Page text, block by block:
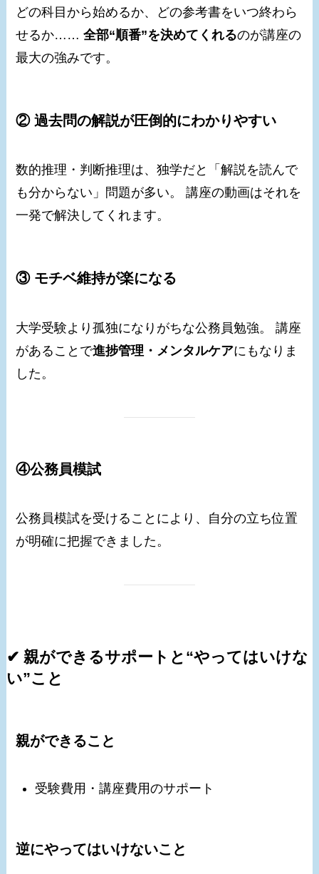
どの科目から始めるか、どの参考書をいつ終わら
せるか……全部“順番”を決めてくれるのが講座の
最大の強みです。
② 過去問の解説が圧倒的にわかりやすい
数的推理・判断推理は、独学だと「解説を読んで
も分からない」問題が多い。 講座の動画はそれを
一発で解決してくれます。
③ モチベ維持が楽になる
大学受験より孤独になりがちな公務員勉強。 講座
があることで進捗管理・メンタルケアにもなりま
した。
④公務員模試
公務員模試を受けることにより、自分の立ち位置
が明確に把握できました。
✔ 親ができるサポートと“やってはいけな
い”こと
親ができること
受験費用・講座費用のサポート
逆にやってはいけないこと